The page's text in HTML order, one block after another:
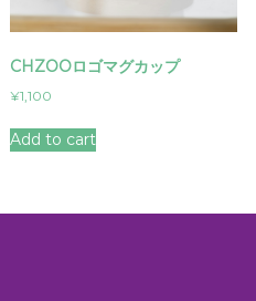
CHZOOロゴマグカップ
¥1,100
Add to cart